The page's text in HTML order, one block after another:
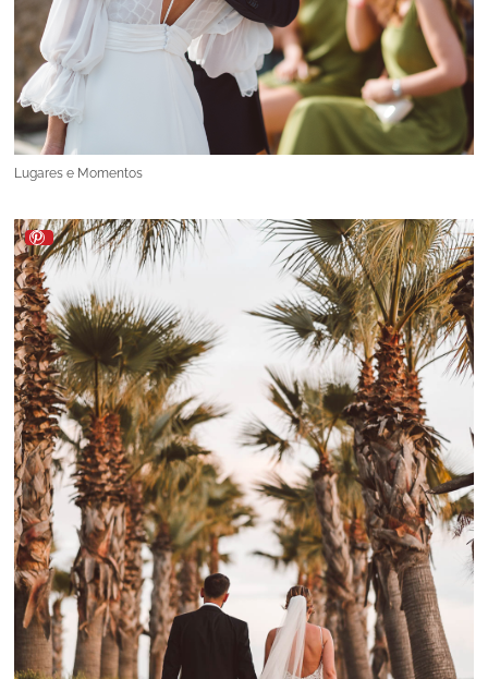
Lugares e Momentos